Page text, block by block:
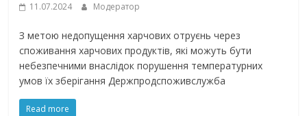
11.07.2024 Модератор
З метою недопущення харчових отруєнь через
споживання харчових продуктів, які можуть бути
небезпечними внаслідок порушення температурних
умов їх зберігання Держпродспоживслужба
Read more